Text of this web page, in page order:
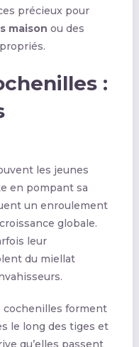
précieux pour
maison ou des
:
les jeunes
en pompant sa
un enroulement
globale.
leur
du miellat
cochenilles forment
le long des tiges et
qu’elles passent